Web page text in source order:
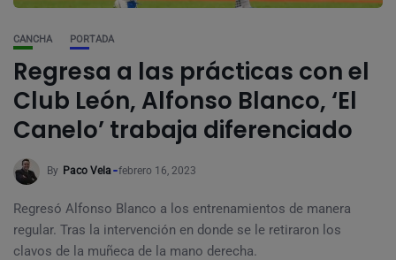
CANCHA PORTADA
Regresa a las prácticas con el
Club León, Alfonso Blanco, ‘El
Canelo’ trabaja diferenciado
By Paco Vela febrero 16, 2023
Regresó Alfonso Blanco a los entrenamientos de manera
regular. Tras la intervención en donde se le retiraron los
clavos de la muñeca de la mano derecha.